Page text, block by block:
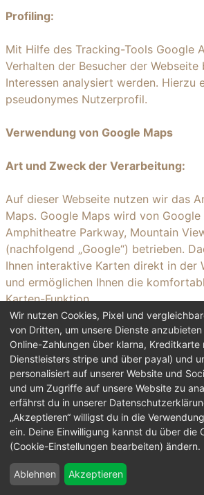
Profiling:
Mit Hilfe des Tracking-Tools Google
Verhalten der Besucher der
Interessen analysiert werden. Hierzu
pseudonymes Nutzerprofil.
Verwendung von Google Maps
Art und Zweck der Verarbeitung:
Auf dieser Webseite nutzen wir das
Maps. Google Maps wird von Google
Amphitheatre Parkway, Mountain
(nachfolgend „Google“) betrieben.
Ihnen interaktive Karten direkt in der
und ermöglichen Ihnen die
Karten-Funktion.
Nähere Informationen über die
Google können Sieden Google-
Datenschutzhinweisenentnehmen.
Datenschutzcenter auch Ihre
Einstellungen verändern.
Ausführliche Anleitungen zur
Daten im Zusammenhang mit Google-
Sie hier.
Wir nutzen Cookies, Pixel und
von Dritten, um unsere Dienste
Online-Zahlungen über klarna, Kreditkarte
Dienstleisters stripe und über payal) und
personalisiert auf unserer Website und
und um Zugriffe auf unsere Website zu
erfährst du in unserer
„Akzeptieren“ willigst du in die
ein. Deine Einwilligung kannst du über die
(Cookie-Einstellungen bearbeiten) ändern.
Ablehnen Akzeptieren